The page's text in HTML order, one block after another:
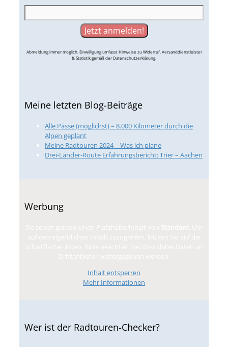
Abmeldung immer möglich. Einwilligung umfasst Hinweise zu Widerruf, Versanddienstleister
& Statistik gemäß der Datenschutzerklärung.
Meine letzten Blog-Beiträge
Alle Pässe (möglichst) – 8.000 Kilometer durch die
Alpen geplant
Meine Radtouren 2024 – Was ich plane
Drei-Länder-Route Erfahrungsbericht: Trier – Aachen
Werbung
Inhalt entsperren
Mehr Informationen
Wer ist der Radtouren-Checker?